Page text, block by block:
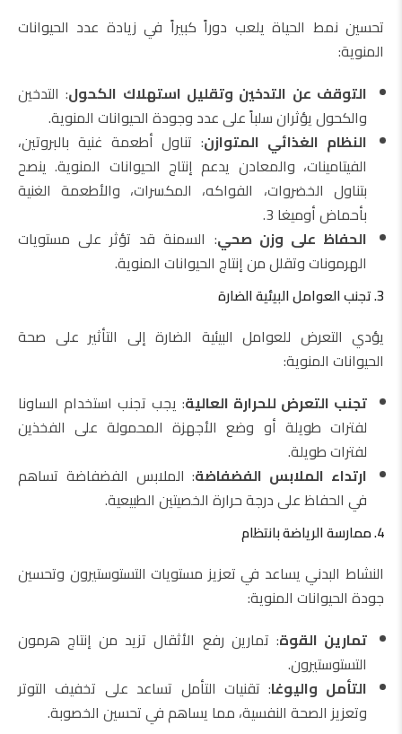
تحسين نمط الحياة يلعب دوراً كبيراً في زيادة عدد الحيوانات
المنوية:
التوقف عن التدخين وتقليل استهلاك الكحول: التدخين
والكحول يؤثران سلباً على عدد وجودة الحيوانات المنوية.
النظام الغذائي المتوازن: تناول أطعمة غنية بالبروتين،
الفيتامينات، والمعادن يدعم إنتاج الحيوانات المنوية. ينصح
بتناول الخضروات، الفواكه، المكسرات، والأطعمة الغنية
بأحماض أوميغا 3.
الحفاظ على وزن صحي: السمنة قد تؤثر على مستويات
الهرمونات وتقلل من إنتاج الحيوانات المنوية.
3. تجنب العوامل البيئية الضارة
يؤدي التعرض للعوامل البيئية الضارة إلى التأثير على صحة
الحيوانات المنوية:
تجنب التعرض للحرارة العالية: يجب تجنب استخدام الساونا
لفترات طويلة أو وضع الأجهزة المحمولة على الفخذين
لفترات طويلة.
ارتداء الملابس الفضفاضة: الملابس الفضفاضة تساهم
في الحفاظ على درجة حرارة الخصيتين الطبيعية.
4. ممارسة الرياضة بانتظام
النشاط البدني يساعد في تعزيز مستويات التستوستيرون وتحسين
جودة الحيوانات المنوية:
تمارين القوة: تمارين رفع الأثقال تزيد من إنتاج هرمون
التستوستيرون.
التأمل واليوغا: تقنيات التأمل تساعد على تخفيف التوتر
وتعزيز الصحة النفسية، مما يساهم في تحسين الخصوبة.